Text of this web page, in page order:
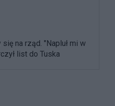
na rząd. "Napluł mi w
list do Tuska